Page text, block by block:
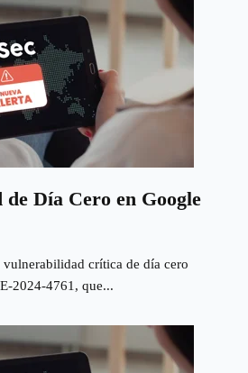
Día Cero en Google
vulnerabilidad crítica de día cero
2024-4761, que...